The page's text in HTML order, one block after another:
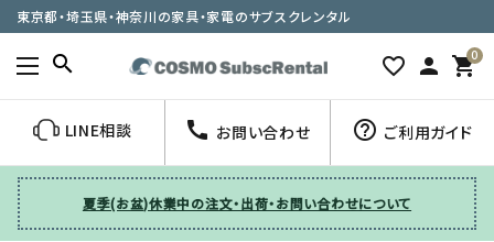
東京都・埼玉県・神奈川の家具・家電のサブスクレンタル
search favorite_border person 0
shopping_cart
LINE相談 call お問い合わせ help_outline ご利用ガイド
夏季(お盆)休業中の注文・出荷・お問い合わせについて